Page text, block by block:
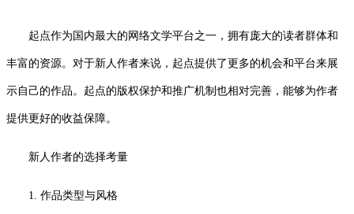
起点作为国内最大的网络文学平台之一，拥有庞大的读者群体和
丰富的资源。对于新人作者来说，起点提供了更多的机会和平台来展
示自己的作品。起点的版权保护和推广机制也相对完善，能够为作者
提供更好的收益保障。
新人作者的选择考量
1. 作品类型与风格